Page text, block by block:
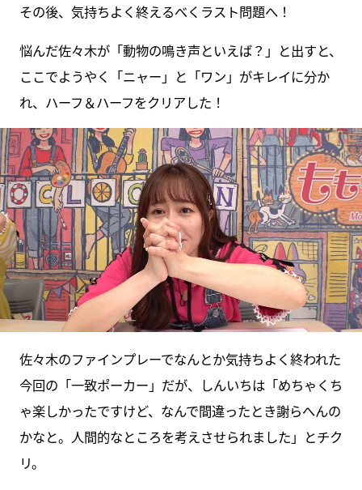
その後、気持ちよく終えるべくラスト問題へ！
悩んだ佐々木が「動物の鳴き声といえば？」と出すと、
ここでようやく「ニャー」と「ワン」がキレイに分か
れ、ハーフ＆ハーフをクリアした！
佐々木のファインプレーでなんとか気持ちよく終われた
今回の「一致ポーカー」だが、しんいちは「めちゃくち
ゃ楽しかったですけど、なんで間違ったとき謝らへんの
かなと。人間的なところを考えさせられました」とチク
リ。